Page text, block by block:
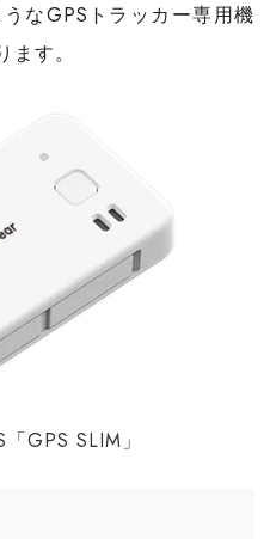
なGPSトラッカー専用機
す。
GPS SLIM」